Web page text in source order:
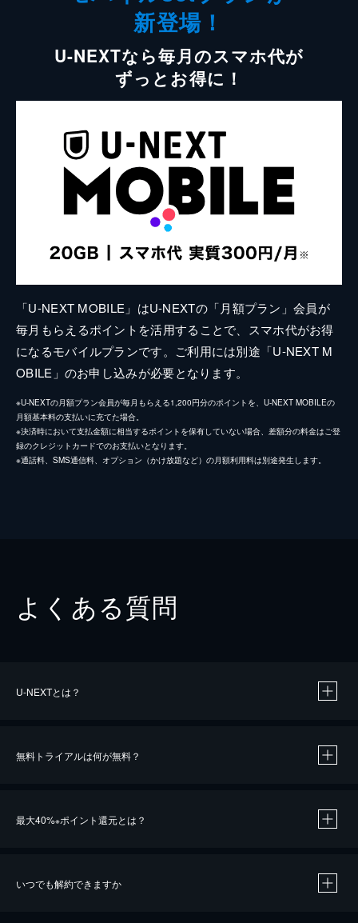
新登場！
U-NEXTなら毎月のスマホ代が
ずっとお得に！
「U-NEXT MOBILE」はU-NEXTの「月額プラン」会員が
毎月もらえるポイントを活用することで、スマホ代がお得
になるモバイルプランです。ご利用には別途「U-NEXT M
OBILE」のお申し込みが必要となります。
※U-NEXTの月額プラン会員が毎月もらえる1,200円分のポイントを、U-NEXT MOBILEの
月額基本料の支払いに充てた場合。
※決済時において支払金額に相当するポイントを保有していない場合、差額分の料金はご登
録のクレジットカードでのお支払いとなります。
※通話料、SMS通信料、オプション（かけ放題など）の月額利用料は別途発生します。
よくある質問
U-NEXTとは？
無料トライアルは何が無料？
最大40%※ポイント還元とは？
いつでも解約できますか